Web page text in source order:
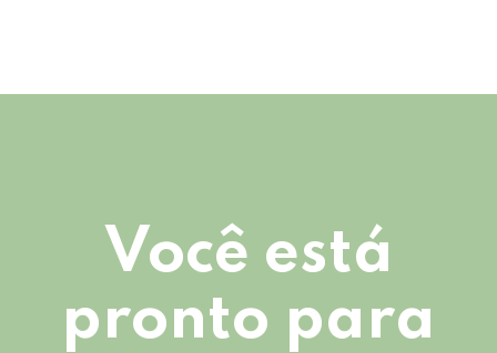
Você está
pronto para